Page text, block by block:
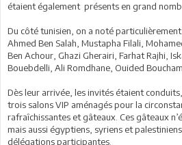
étaient également présents en grand
Du côté tunisien, on a noté particulièrement
Ahmed Ben Salah, Mustapha Filali,
Ben Achour, Ghazi Gherairi, Farhat Rajhi,
Bouebdelli, Ali Romdhane, Ouided
Dès leur arrivée, les invités étaient
trois salons VIP aménagés pour la
rafraîchissantes et gâteaux. Ces gâteaux
mais aussi égyptiens, syriens et
délégations participantes.